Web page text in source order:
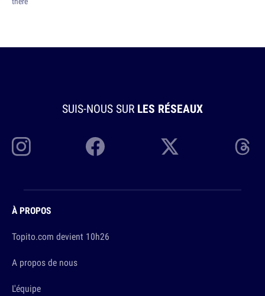
SUIS-NOUS SUR LES RÉSEAUX
À PROPOS
Topito.com devient 10h26
A propos de nous
L'équipe